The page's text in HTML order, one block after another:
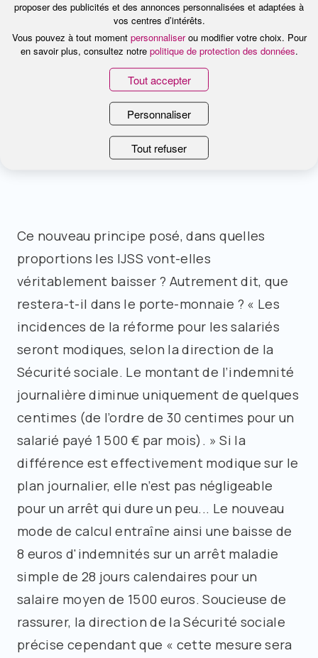
sécurité sociale). Il a donc semblé plus
logique de calculer l’IJSS sur les 365 jours de
l’année. »
Une baisse pas si infime…
Ce nouveau principe posé, dans quelles
proportions les IJSS vont-elles
véritablement baisser ? Autrement dit, que
restera-t-il dans le porte-monnaie ? « Les
incidences de la réforme pour les salariés
seront modiques, selon la direction de la
Sécurité sociale. Le montant de l’indemnité
journalière diminue uniquement de quelques
centimes (de l’ordre de 30 centimes pour un
salarié payé 1 500 € par mois). » Si la
différence est effectivement modique sur le
plan journalier, elle n’est pas négligeable
pour un arrêt qui dure un peu... Le nouveau
mode de calcul entraîne ainsi une baisse de
8 euros d'indemnités sur un arrêt maladie
simple de 28 jours calendaires pour un
salaire moyen de 1500 euros. Soucieuse de
rassurer, la direction de la Sécurité sociale
précise cependant que « cette mesure sera
proposer des publicités et des annonces personnalisées et adaptées à
vos centres d’intérêts.
Vous pouvez à tout moment personnaliserou modifier votre choix. Pour
en savoir plus, consultez notre politique de protection des données.
Tout accepter
Personnaliser
Tout refuser